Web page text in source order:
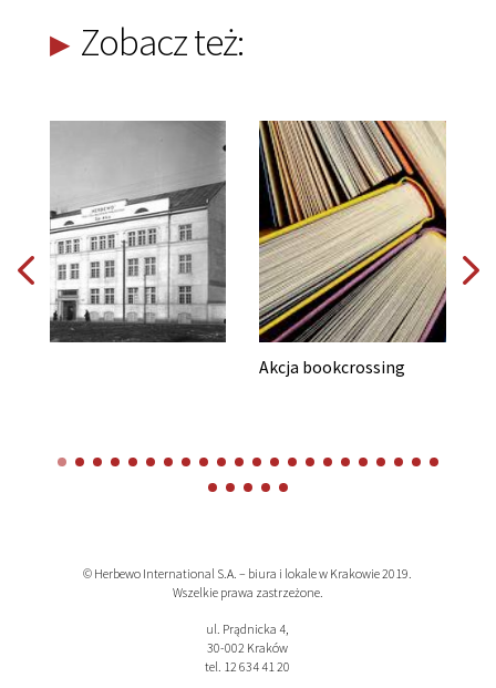
Zobacz też:
© Herbewo International S.A. – biura i lokale w Krakowie 2019.
Wszelkie prawa zastrzeżone.
ul. Prądnicka 4,
30-002 Kraków
tel. 12 634 41 20